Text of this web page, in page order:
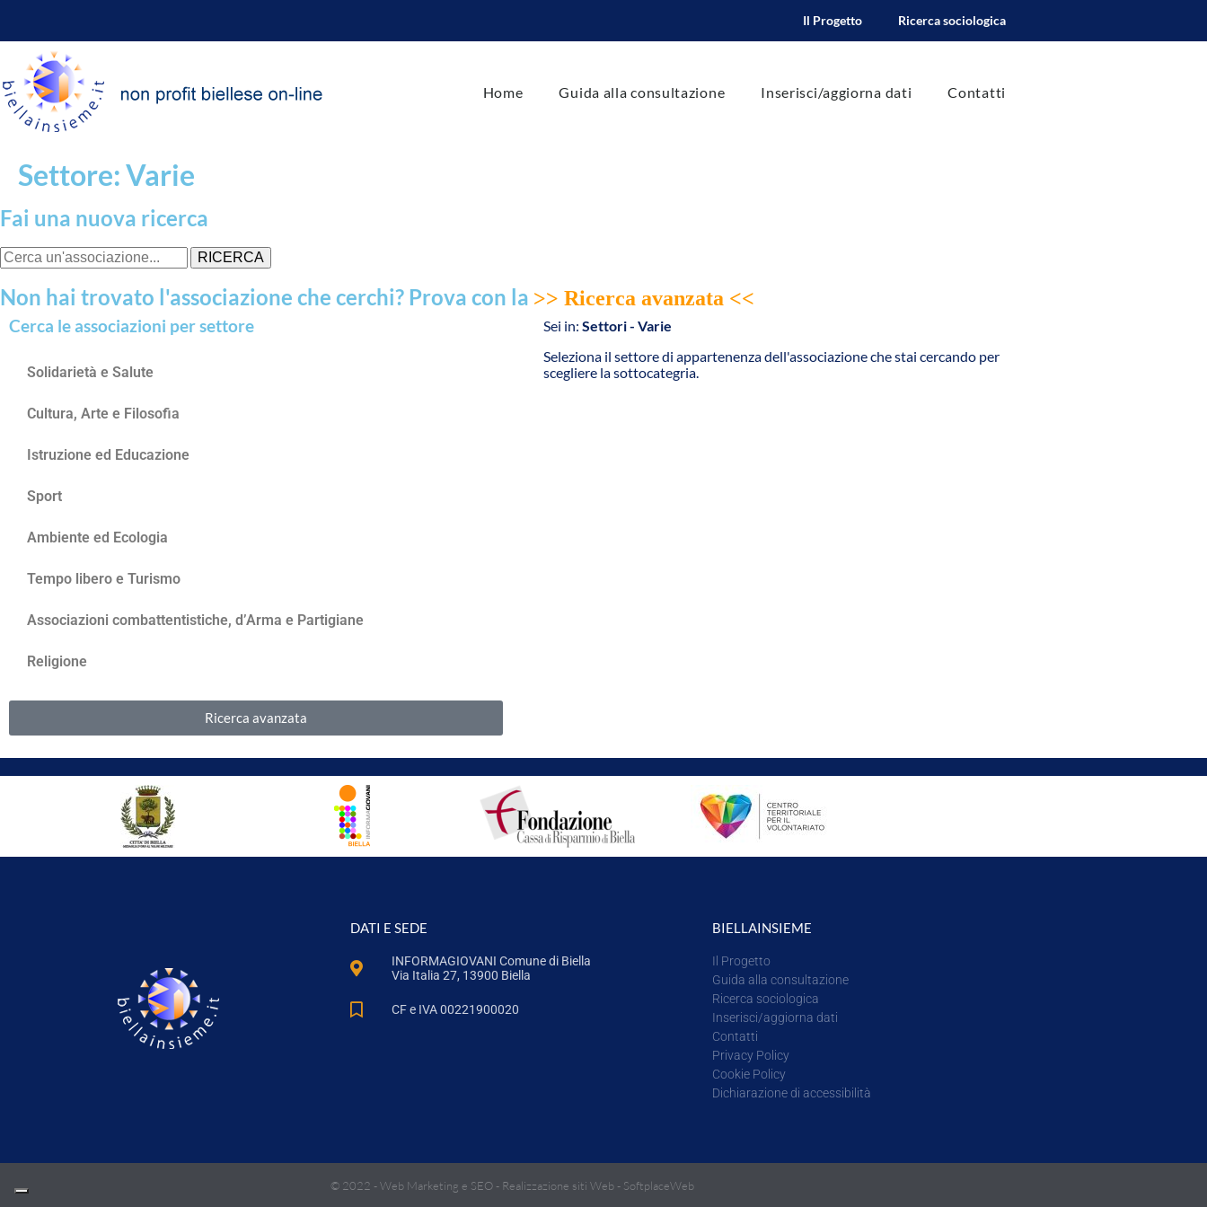
Il Progetto Ricerca sociologica
Home Guida alla consultazione Inserisci/aggiorna dati Contatti
Settore: Varie
Fai una nuova ricerca
RICERCA
Non hai trovato l'associazione che cerchi? Prova con la >> Ricerca avanzata <<
Cerca le associazioni per settore
Solidarietà e Salute
Cultura, Arte e Filosofia
Istruzione ed Educazione
Sport
Ambiente ed Ecologia
Tempo libero e Turismo
Associazioni combattentistiche, d’Arma e Partigiane
Religione
Ricerca avanzata
Sei in: Settori - Varie
Seleziona il settore di appartenenza dell'associazione che stai cercando per
scegliere la sottocategria.
DATI E SEDE
INFORMAGIOVANI Comune di Biella
Via Italia 27, 13900 Biella
CF e IVA 00221900020
BIELLAINSIEME
Il Progetto
Guida alla consultazione
Ricerca sociologica
Inserisci/aggiorna dati
Contatti
Privacy Policy
Cookie Policy
Dichiarazione di accessibilità
© 2022 -Web Marketing e SEO- Realizzazione siti Web- SoftplaceWeb